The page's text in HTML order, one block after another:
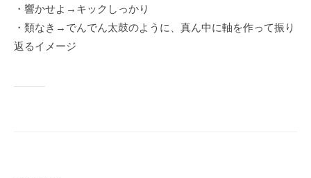
・響かせよ→キックしっかり
・類なき→でんでん太鼓のように、真ん中に軸を作って振り
返るイメージ